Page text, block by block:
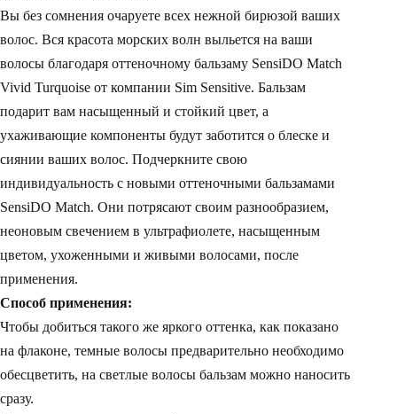
Вы без сомнения очаруете всех нежной бирюзой ваших
волос. Вся красота морских волн выльется на ваши
волосы благодаря оттеночному бальзаму SensiDO Match
Vivid Turquoise от компании Sim Sensitive. Бальзам
подарит вам насыщенный и стойкий цвет, а
ухаживающие компоненты будут заботится о блеске и
сиянии ваших волос. Подчеркните свою
индивидуальность с новыми оттеночными бальзамами
SensiDO Match. Они потрясают своим разнообразием,
неоновым свечением в ультрафиолете, насыщенным
цветом, ухоженными и живыми волосами, после
применения.
Способ применения:
Чтобы добиться такого же яркого оттенка, как показано
на флаконе, темные волосы предварительно необходимо
обесцветить, на светлые волосы бальзам можно наносить
сразу.